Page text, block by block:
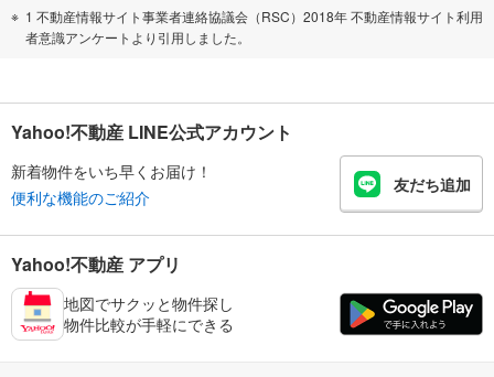
1 不動産情報サイト事業者連絡協議会（RSC）2018年 不動産情報サイト利用
者意識アンケートより引用しました。
Yahoo!不動産 LINE公式アカウント
新着物件をいち早くお届け！
便利な機能のご紹介
友だち追加
Yahoo!不動産 アプリ
地図でサクッと物件探し
物件比較が手軽にできる